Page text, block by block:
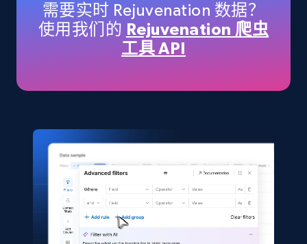
price, Final price, Discount percent, and more.
eCommerce
667+ 立即购买
需要实时 Rejuvenation 数据？
使用我们的 Rejuvenation 爬虫
工具 API